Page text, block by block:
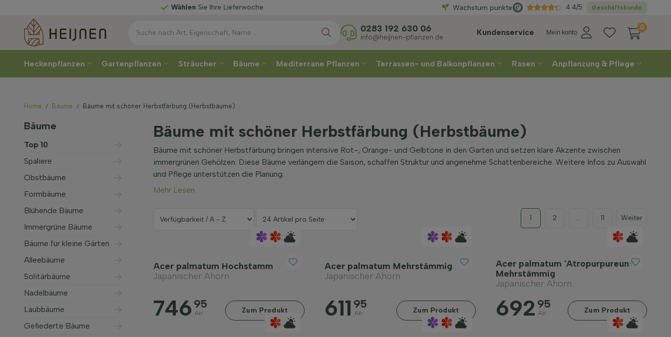
Sie Ihre Lieferwoche Direktaus der Gärtnerei
Wachstum punkte Geschäftskunde
4.4/5
Kundenservice Mein konto
0
0283 192 630 06
info@heijnen-pflanzen.de
Heckenpflanzen Gartenpflanzen Sträucher Bäume Mediterrane Pflanzen Terrassen- und Balkonpflanzen Rasen Anpflanzung & Pflege
Home Bäume Bäume mit schöner Herbstfärbung (Herbstbäume)
Bäume
Top 10
Spaliere
Obstbäume
Formbäume
Blühende Bäume
Immergrüne Bäume
Bäume für kleine Gärten
Alleebäume
Solitärbäume
Nadelbäume
Laubbäume
Gefiederte Bäume
Bäume mit schöner Herbstfärbung (Herbstbäume)
Bäume mit schöner Herbstfärbung bringen intensive Rot-, Orange- und Gelbtöne in den Garten und setzen klare Akzente zwischen
immergrünen Gehölzen. Diese Bäume verlängern die Saison, schaffen Struktur und angenehme Schattenbereiche. Weitere Infos zu Auswahl
und Pflege unterstützen die Planung.
Mehr Lesen
1 2 ... 11 Weiter
Acer palmatum Hochstamm
Japanischer Ahorn
746 95
Ab Zum Produkt
Acer palmatum Mehrstämmig
Japanischer Ahorn
611 95
Ab Zum Produkt
Acer palmatum 'Atropurpureum'
Mehrstämmig
Japanischer Ahorn
692 95
Ab Zum Produkt